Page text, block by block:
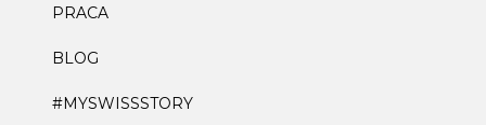
PRACA
BLOG
#MYSWISSSTORY